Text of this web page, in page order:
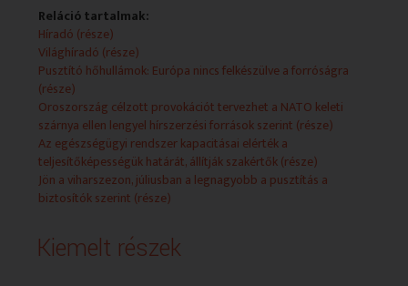
2026.07.07 - 08:34:57 - HÍREK
2026.07.07 - 08:39:08 - Ma reggel
2026.07.07 - 09:00:00 - HÍRADÓ
2026.07.07 - 09:21:46 - Időjárás-jelentés
2026.07.07 - 09:23:41 - Pollenjelentés
2026.07.07 - 09:24:29 - Ma délelőtt
2026.07.07 - 09:29:58 - HÍREK
Reláció tartalmak:
Híradó (része)
Világhíradó (része)
Pusztító hőhullámok: Európa nincs felkészülve a forróságra
(része)
Oroszország célzott provokációt tervezhet a NATO keleti
szárnya ellen lengyel hírszerzési források szerint (része)
Az egészségügyi rendszer kapacitásai elérték a
teljesítőképességük határát, állítják szakértők (része)
Jön a viharszezon, júliusban a legnagyobb a pusztítás a
biztosítók szerint (része)
Kiemelt részek